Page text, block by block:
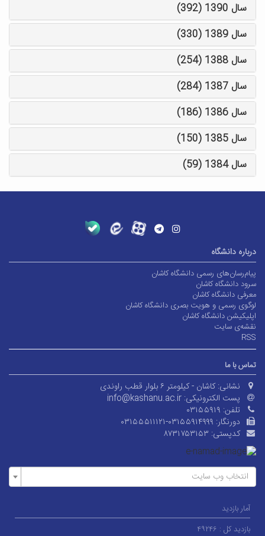
سال 1390 (392)
سال 1389 (330)
سال 1388 (254)
سال 1387 (284)
سال 1386 (186)
سال 1385 (150)
سال 1384 (59)
درباره دانشگاه
پیام‌رسان‌های رسمی دانشگاه کاشان
سرود دانشگاه کاشان
معرفی دانشگاه کاشان
لوگوی رسمی و هویت بصری دانشگاه کاشان
اپلیکیشن دانشگاه کاشان
نقشه‌ی سایت
RSS
تماس با ما
نشانی: کاشان - کیلومتر ۶ بلوار قطب راوندی
پست الکترونیکی: info@kashanu.ac.ir
تلفن: ۰۳۱۵۵۹۱۹
دورنگار: ۰۳۱۵۵۵۱۱۱۲۱-۰۳۱۵۵۹۱۴۹۹۹
کدپستی: ۸۷۳۱۷۵۳۱۵۳
انتخاب وب سایت
آمار بازدید
بازدید کل : ۴۹۲۴۶